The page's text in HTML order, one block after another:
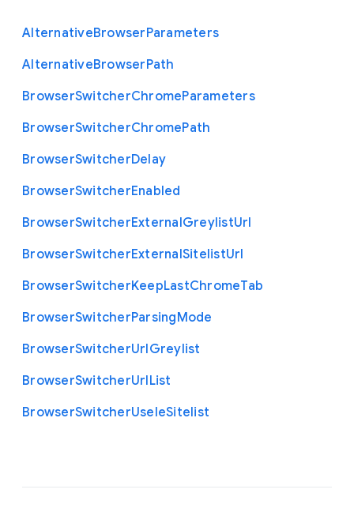
AlternativeBrowserParameters
AlternativeBrowserPath
BrowserSwitcherChromeParameters
BrowserSwitcherChromePath
BrowserSwitcherDelay
BrowserSwitcherEnabled
BrowserSwitcherExternalGreylistUrl
BrowserSwitcherExternalSitelistUrl
BrowserSwitcherKeepLastChromeTab
BrowserSwitcherParsingMode
BrowserSwitcherUrlGreylist
BrowserSwitcherUrlList
BrowserSwitcherUseIeSitelist